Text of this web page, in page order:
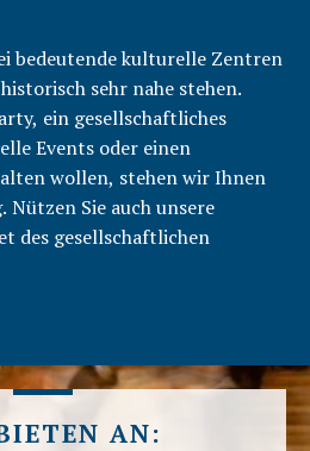
bedeutende kulturelle Zentren
sehr nahe stehen.
ein gesellschaftliches
Events oder einen
wollen, stehen wir Ihnen
des gesellschaftlichen
AN: